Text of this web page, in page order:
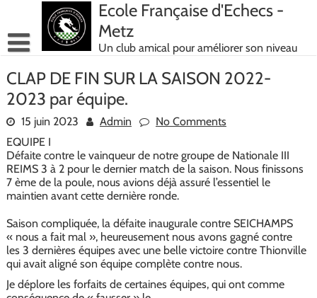
content
Ecole Française d'Echecs -
Metz
Un club amical pour améliorer son niveau
CLAP DE FIN SUR LA SAISON 2022-
2023 par équipe.
15 juin 2023 Admin
No Comments
EQUIPE I
Défaite contre le vainqueur de notre groupe de Nationale III
REIMS 3 à 2 pour le dernier match de la saison. Nous finissons
7 ème de la poule, nous avions déjà assuré l’essentiel le
maintien avant cette dernière ronde.
Saison compliquée, la défaite inaugurale contre SEICHAMPS
« nous a fait mal », heureusement nous avons gagné contre
les 3 dernières équipes avec une belle victoire contre Thionville
qui avait aligné son équipe complète contre nous.
Je déplore les forfaits de certaines équipes, qui ont comme